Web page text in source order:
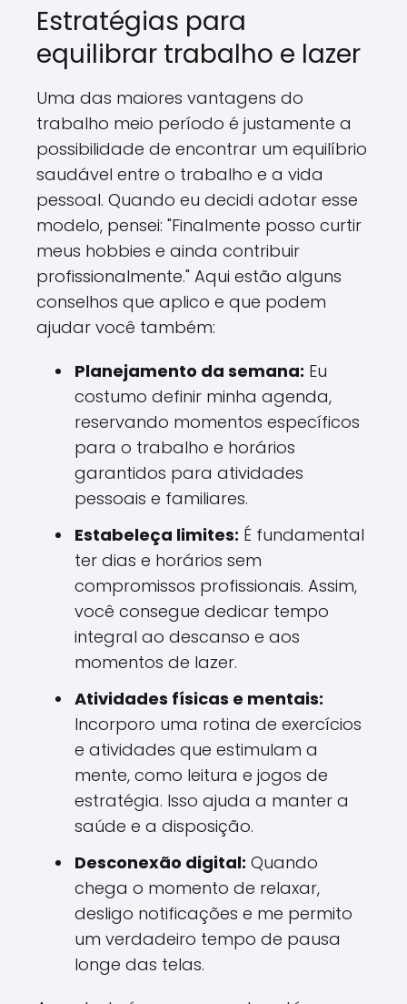
Estratégias para
equilibrar trabalho e lazer
Uma das maiores vantagens do
trabalho meio período é justamente a
possibilidade de encontrar um equilíbrio
saudável entre o trabalho e a vida
pessoal. Quando eu decidi adotar esse
modelo, pensei: "Finalmente posso curtir
meus hobbies e ainda contribuir
profissionalmente." Aqui estão alguns
conselhos que aplico e que podem
ajudar você também:
Planejamento da semana: Eu
costumo definir minha agenda,
reservando momentos específicos
para o trabalho e horários
garantidos para atividades
pessoais e familiares.
Estabeleça limites: É fundamental
ter dias e horários sem
compromissos profissionais. Assim,
você consegue dedicar tempo
integral ao descanso e aos
momentos de lazer.
Atividades físicas e mentais:
Incorporo uma rotina de exercícios
e atividades que estimulam a
mente, como leitura e jogos de
estratégia. Isso ajuda a manter a
saúde e a disposição.
Desconexão digital: Quando
chega o momento de relaxar,
desligo notificações e me permito
um verdadeiro tempo de pausa
longe das telas.